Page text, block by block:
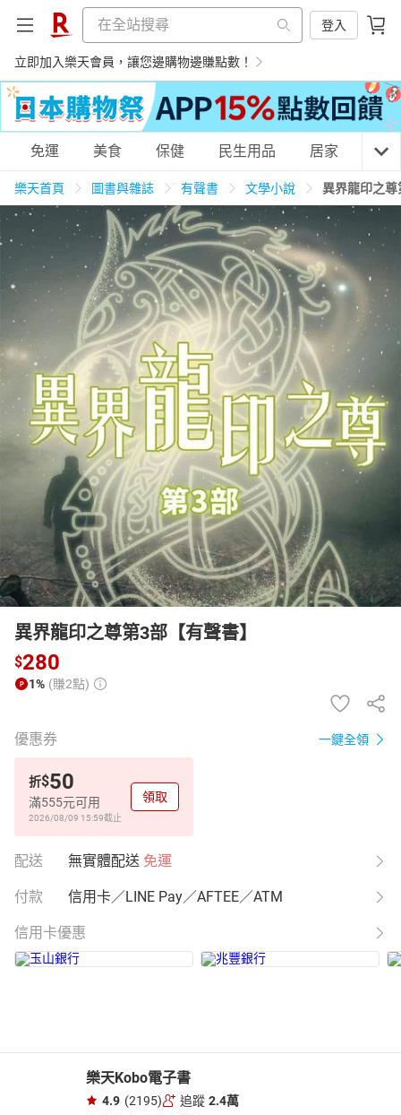
登入
立即加入樂天會員，讓您邊購物邊賺點數！
購物網分類
天天免運 美食蛋糕 養生保健 民生用品
居家生活 3C家電 運動休閒 親子玩具
女裝 男裝 化妝保養 情趣用品
日本購物 電子/紙本書
HOT
免運 美食 保健 民生用品 居家 3C
樂天首頁 圖書與雜誌 有聲書 文學小說 異界龍印之
異界龍印之尊第3部【有聲書】
$280
1% (賺2點)
優惠券 一鍵全領
折$50
滿555元可用
2026/08/09 15:59截止
領取
配送 無實體配送 免運
付款 信用卡／LINE Pay／AFTEE／ATM
信用卡優惠
樂天Kobo電子書
4.9 (2195) 追蹤 2.4萬